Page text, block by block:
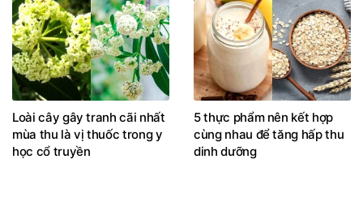
Loài cây gây tranh cãi nhất
mùa thu là vị thuốc trong y
học cổ truyền
5 thực phẩm nên kết hợp
cùng nhau để tăng hấp thu
dinh dưỡng